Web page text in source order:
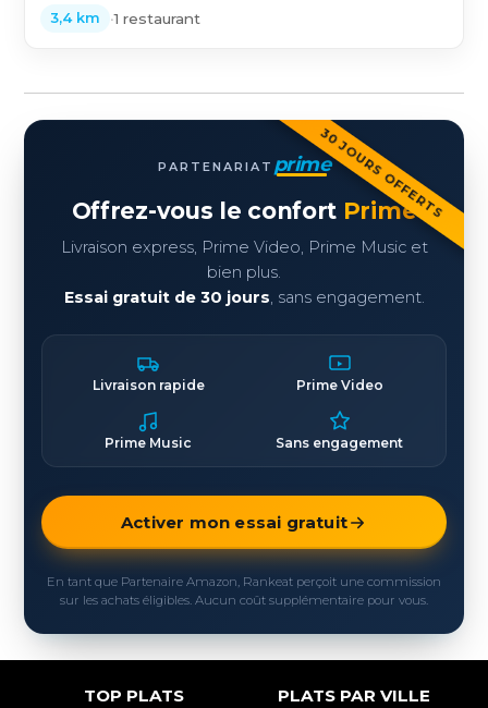
3,4 km •1 restaurant
30 JOURS OFFERTS
PARTENARIAT prime
Offrez-vous le confort Prime
Livraison express, Prime Video, Prime Music et
bien plus.
Essai gratuit de 30 jours, sans engagement.
Livraison rapide Prime Video
Prime Music Sans engagement
Activer mon essai gratuit
En tant que Partenaire Amazon, Rankeat perçoit une commission
sur les achats éligibles. Aucun coût supplémentaire pour vous.
TOP PLATS PLATS PAR VILLE